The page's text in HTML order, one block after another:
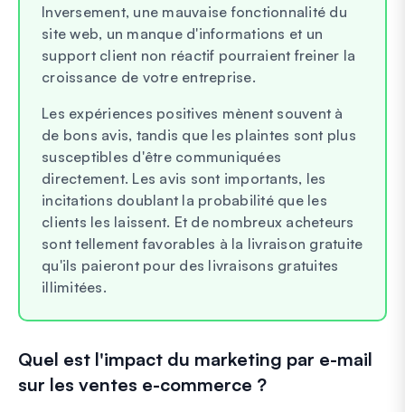
Inversement, une mauvaise fonctionnalité du
site web, un manque d'informations et un
support client non réactif pourraient freiner la
croissance de votre entreprise.
Les expériences positives mènent souvent à
de bons avis, tandis que les plaintes sont plus
susceptibles d'être communiquées
directement. Les avis sont importants, les
incitations doublant la probabilité que les
clients les laissent. Et de nombreux acheteurs
sont tellement favorables à la livraison gratuite
qu'ils paieront pour des livraisons gratuites
illimitées.
Quel est l'impact du marketing par e-mail
sur les ventes e-commerce ?